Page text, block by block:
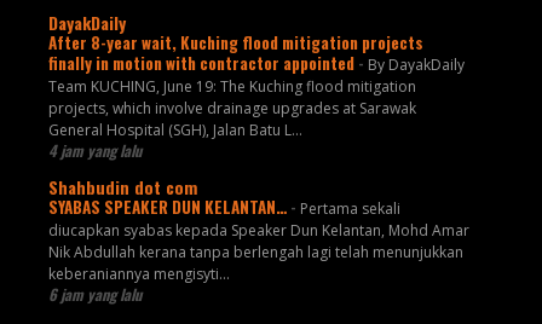
DayakDaily
After 8-year wait, Kuching flood mitigation projects
finally in motion with contractor appointed - By DayakDaily
Team KUCHING, June 19: The Kuching flood mitigation
projects, which involve drainage upgrades at Sarawak
General Hospital (SGH), Jalan Batu L...
4 jam yang lalu
Shahbudin dot com
SYABAS SPEAKER DUN KELANTAN… - Pertama sekali
diucapkan syabas kepada Speaker Dun Kelantan, Mohd Amar
Nik Abdullah kerana tanpa berlengah lagi telah menunjukkan
keberaniannya mengisyti...
6 jam yang lalu